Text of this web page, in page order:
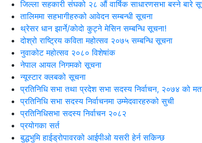
जिल्ला सहकारी संघको २८ औं वार्षिक साधारणसभा बस्ने बारे
तालिममा सहभागीहरुको आवेदन सम्बन्धी सूचना
थ्रेसर धान झार्ने/काेदाे कुट्ने मेसिन सम्बन्धि सूचना!
दोश्रो राष्ट्रिय कविता महोत्सव २०७५ सम्बन्धि सूचना
नुवाकोट महोत्सव २०८० विशेषांक
नेपाल आयल निगमको सूचना
न्यूस्टार क्लबको सूचना
प्रतिनिधि सभा तथा प्रदेश सभा सदस्य निर्वाचन, २०७४ को
प्रतिनिधि सभा सदस्य निर्वाचनमा उम्मेदवारहरुको सुची
प्रतिनिधिसभा सदस्य निर्वाचन २०८२
प्रयोगका सर्त
बुद्धभुमि हाईड्रोपावरको आईपीओ यसरी हेर्न सकिन्छ